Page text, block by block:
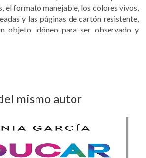
el formato manejable, los colores vivos,
y las páginas de cartón resistente,
objeto idóneo para ser observado y
mismo autor